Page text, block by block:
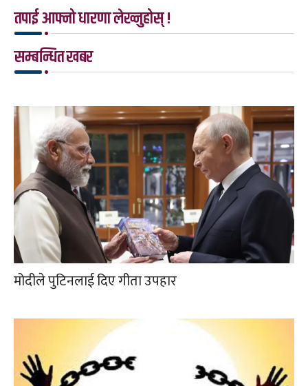
तपाई आफ्नो धारणा लेख्नुहोस् !
सम्बन्धित खबर
मोदीले पुटिनलाई दिए गीता उपहार